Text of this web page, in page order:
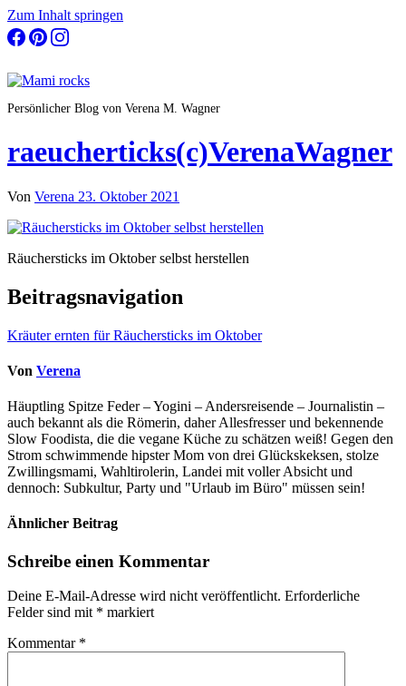
Zum Inhalt springen
Persönlicher Blog von Verena M. Wagner
raeucherticks(c)VerenaWagner
Von Verena 23. Oktober 2021
Räuchersticks im Oktober selbst herstellen
Beitragsnavigation
Kräuter ernten für Räuchersticks im Oktober
Von Verena
Häuptling Spitze Feder – Yogini – Andersreisende – Journalistin –
auch bekannt als die Römerin, daher Allesfresser und bekennende
Slow Foodista, die die vegane Küche zu schätzen weiß! Gegen den
Strom schwimmende hipster Mom von drei Glückskeksen, stolze
Zwillingsmami, Wahltirolerin, Landei mit voller Absicht und
dennoch: Subkultur, Party und "Urlaub im Büro" müssen sein!
Ähnlicher Beitrag
Schreibe einen Kommentar
Deine E-Mail-Adresse wird nicht veröffentlicht. Erforderliche
Felder sind mit * markiert
Kommentar *